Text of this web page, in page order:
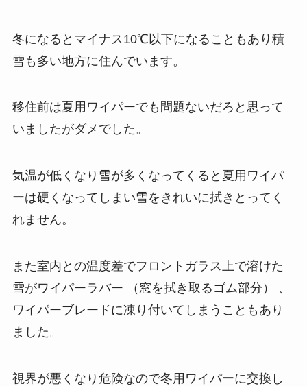
冬になるとマイナス10℃以下になることもあり積
雪も多い地方に住んでいます。
移住前は夏用ワイパーでも問題ないだろと思って
いましたがダメでした。
気温が低くなり雪が多くなってくると夏用ワイパ
ーは硬くなってしまい雪をきれいに拭きとってく
れません。
また室内との温度差でフロントガラス上で溶けた
雪がワイパーラバー （窓を拭き取るゴム部分） 、
ワイパーブレードに凍り付いてしまうこともあり
ました。
視界が悪くなり危険なので冬用ワイパーに交換し